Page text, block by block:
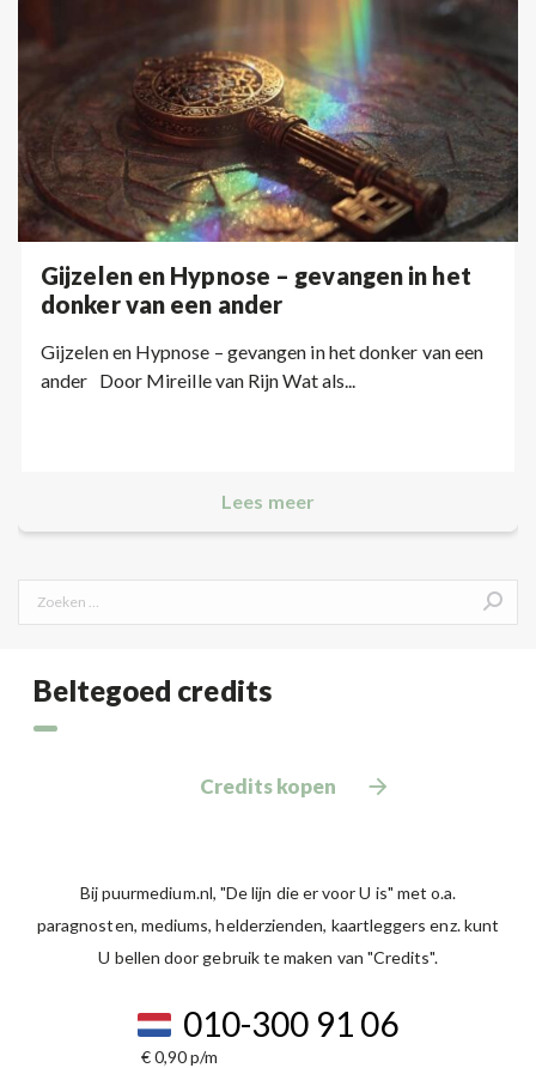
Gijzelen en Hypnose – gevangen in het
donker van een ander
Gijzelen en Hypnose – gevangen in het donker van een
ander Door Mireille van Rijn Wat als...
Lees meer
Search:
Beltegoed credits
Credits kopen
Bij puurmedium.nl, "De lijn die er voor U is" met o.a.
paragnosten, mediums, helderzienden, kaartleggers enz. kunt
U bellen door gebruik te maken van "Credits".
010-300 91 06
€ 0,90 p/m